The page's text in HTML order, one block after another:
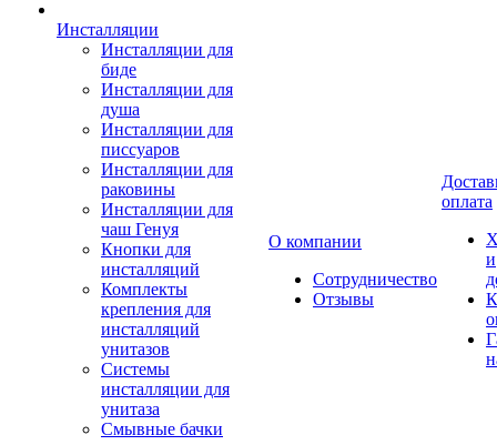
Инсталляции
Инсталляции для
биде
Инсталляции для
душа
Инсталляции для
писсуаров
Инсталляции для
раковины
Инсталляции для
чаш Генуя
Кнопки для
инсталляций
Комплекты
крепления для
инсталляций
унитазов
Системы
инсталляции для
унитаза
Смывные бачки
О компании
Сотрудничество
Отзывы
оплата
и